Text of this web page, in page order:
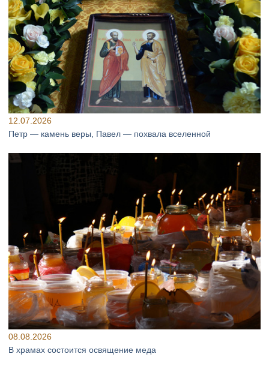
12.07.2026
Петр — камень веры, Павел — похвала вселенной
08.08.2026
В храмах состоится освящение меда